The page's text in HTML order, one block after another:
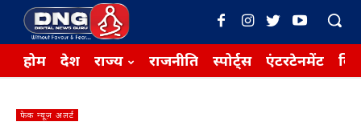
होम देश राज्य राजनीति स्पोर्ट्स एंटरटेनमेंट
फेक न्यूज़ अलर्ट